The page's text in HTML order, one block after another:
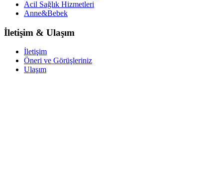
Acil Sağlık Hizmetleri
Anne&Bebek
İletişim & Ulaşım
İletişim
Öneri ve Görüşleriniz
Ulaşım